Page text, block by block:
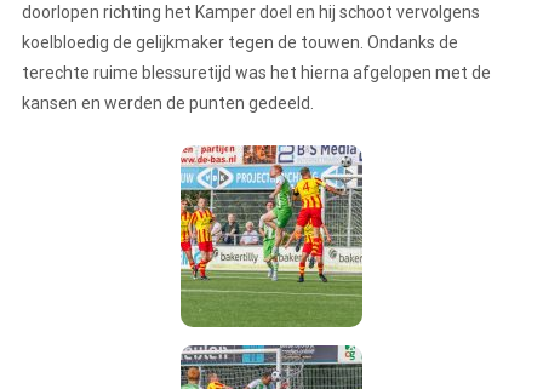
doorlopen richting het Kamper doel en hij schoot vervolgens
koelbloedig de gelijkmaker tegen de touwen. Ondanks de
terechte ruime blessuretijd was het hierna afgelopen met de
kansen en werden de punten gedeeld.